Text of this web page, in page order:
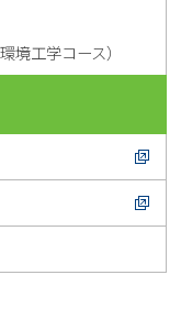
境工学コース）